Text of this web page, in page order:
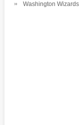
Washington Wizards